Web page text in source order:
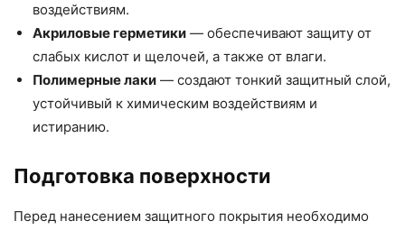
воздействиям.
Акриловые герметики — обеспечивают защиту от
слабых кислот и щелочей, а также от влаги.
Полимерные лаки — создают тонкий защитный слой,
устойчивый к химическим воздействиям и
истиранию.
Подготовка поверхности
Перед нанесением защитного покрытия необходимо